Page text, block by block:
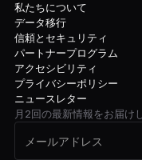
私たちについて
データ移行
信頼とセキュリティ
パートナープログラム
アクセシビリティ
プライバシーポリシー
ニュースレター
月2回の最新情報をお届け